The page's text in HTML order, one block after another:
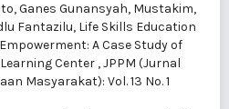
Ganes Gunansyah, Mustakim,
Fantazilu, Life Skills Education
A Case Study of
Center ,JPPM (Jurnal
Masyarakat): Vol. 13 No. 1